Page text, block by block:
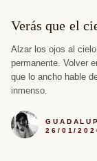
Verás que el
Alzar los ojos al
permanente. Volver
que lo ancho hable
inmenso.
26/01/